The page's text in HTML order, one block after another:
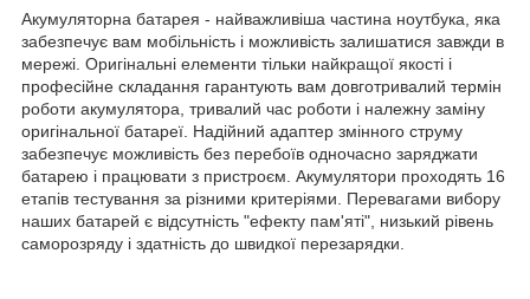
Акумуляторна батарея - найважливіша частина ноутбука, яка
забезпечує вам мобільність і можливість залишатися завжди в
мережі. Оригінальні елементи тільки найкращої якості і
професійне складання гарантують вам довготривалий термін
роботи акумулятора, тривалий час роботи і належну заміну
оригінальної батареї. Надійний адаптер змінного струму
забезпечує можливість без перебоїв одночасно заряджати
батарею і працювати з пристроєм. Акумулятори проходять 16
етапів тестування за різними критеріями. Перевагами вибору
наших батарей є відсутність "ефекту пам'яті", низький рівень
саморозряду і здатність до швидкої перезарядки.